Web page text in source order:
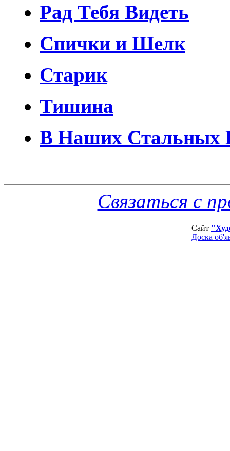
Рад Тебя Видеть
Спички и Шелк
Старик
Тишина
В Наших Стальных
Связаться с
Сайт
Доска